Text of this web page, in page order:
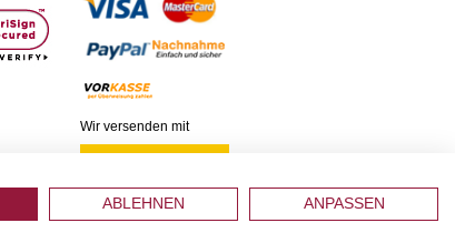
Wir versenden mit
ABLEHNEN ANPASSEN